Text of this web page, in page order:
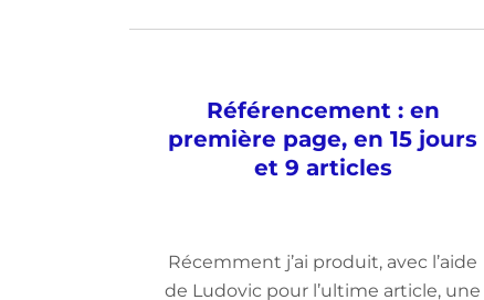
Référencement : en
première page, en 15 jours
et 9 articles
Récemment j’ai produit, avec l’aide
de Ludovic pour l’ultime article, une